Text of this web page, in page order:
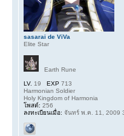
sasarai de ViVa
Elite Star
Earth Rune
LV. 19 EXP 713
Harmonian Soldier
Holy Kingdom of Harmonia
โพสต์: 256
ลงทะเบียนเมื่อ: จันทร์ พ.ค. 11, 2009